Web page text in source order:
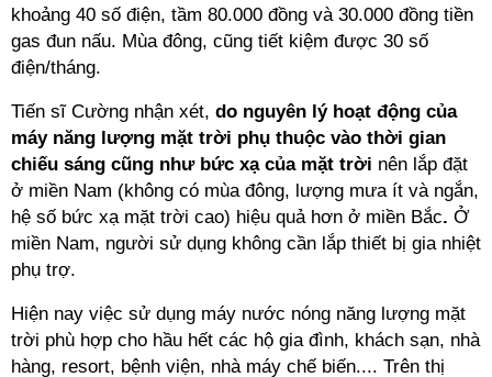
khoảng 40 số điện, tầm 80.000 đồng và 30.000 đồng tiền
gas đun nấu. Mùa đông, cũng tiết kiệm được 30 số
điện/tháng.
Tiến sĩ Cường nhận xét, do nguyên lý hoạt động của
máy năng lượng mặt trời phụ thuộc vào thời gian
chiếu sáng cũng như bức xạ của mặt trời nên lắp đặt
ở miền Nam (không có mùa đông, lượng mưa ít và ngắn,
hệ số bức xạ mặt trời cao) hiệu quả hơn ở miền Bắc. Ở
miền Nam, người sử dụng không cần lắp thiết bị gia nhiệt
phụ trợ.
Hiện nay việc sử dụng máy nước nóng năng lượng mặt
trời phù hợp cho hầu hết các hộ gia đình, khách sạn, nhà
hàng, resort, bệnh viện, nhà máy chế biến.... Trên thị